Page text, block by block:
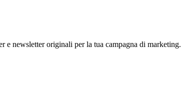
e newsletter originali per la tua campagna di marketing.